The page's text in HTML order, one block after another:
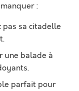
:
pas sa citadelle
une balade à
parfait pour